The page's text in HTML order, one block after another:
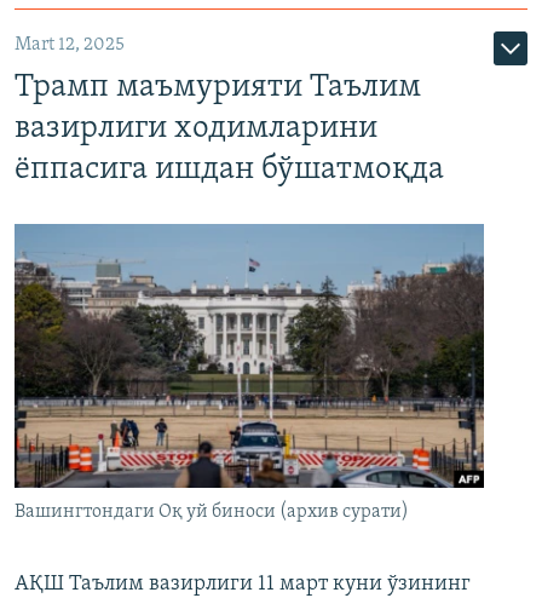
Mart 12, 2025
Трамп маъмурияти Таълим
вазирлиги ходимларини
ёппасига ишдан бўшатмоқда
Вашингтондаги Оқ уй биноси (архив сурати)
АҚШ Таълим вазирлиги 11 март куни ўзининг